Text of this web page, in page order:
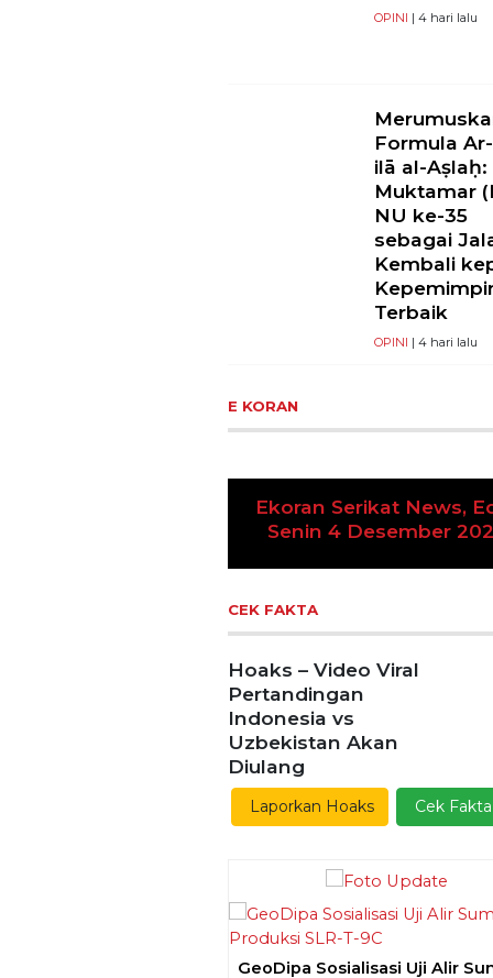
OPINI | 4 hari lalu
Formula Ar-
ilā al-Aṣlaḥ:
Muktamar
NU ke-35
sebagai
Kembali
Terbaik
OPINI | 4 hari lalu
E KORAN
Ekoran Serikat News,
Kamis 9 November
Previous